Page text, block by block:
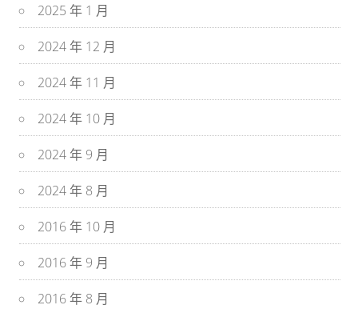
2025 年 1 月
2024 年 12 月
2024 年 11 月
2024 年 10 月
2024 年 9 月
2024 年 8 月
2016 年 10 月
2016 年 9 月
2016 年 8 月